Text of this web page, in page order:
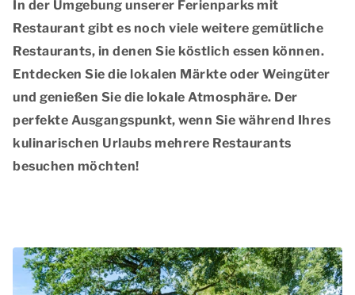
In der Umgebung unserer Ferienparks mit
Restaurant gibt es noch viele weitere gemütliche
Restaurants, in denen Sie köstlich essen können.
Entdecken Sie die lokalen Märkte oder Weingüter
und genießen Sie die lokale Atmosphäre. Der
perfekte Ausgangspunkt, wenn Sie während Ihres
kulinarischen Urlaubs mehrere Restaurants
besuchen möchten!